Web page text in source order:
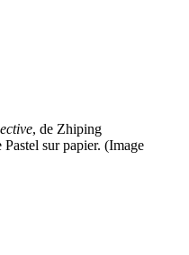
, de Zhiping
sur papier. (Image